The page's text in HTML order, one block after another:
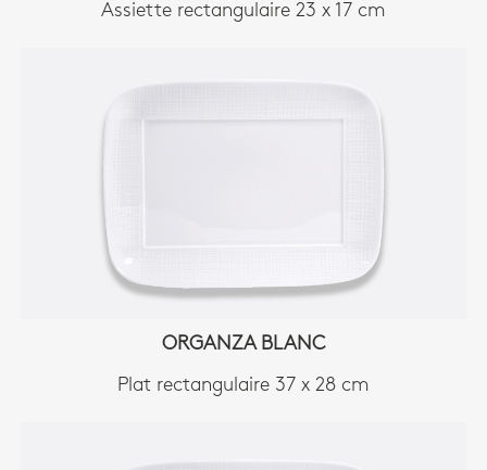
Assiette rectangulaire 23 x 17 cm
ORGANZA BLANC
Plat rectangulaire 37 x 28 cm